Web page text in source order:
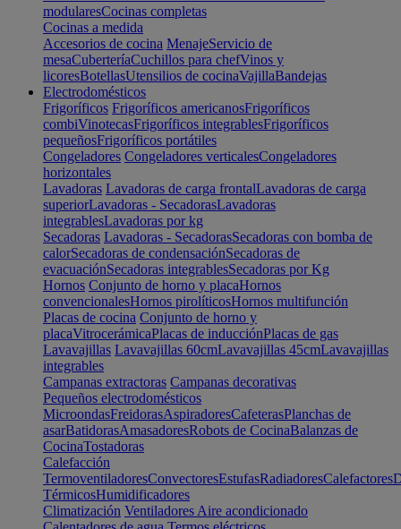
modularesCocinas completas
Cocinas a medida
Accesorios de cocina MenajeServicio de
mesaCuberteríaCuchillos para chefVinos y
licoresBotellasUtensilios de cocinaVajillaBandejas
Electrodomésticos
Frigoríficos Frigoríficos americanosFrigoríficos
combiVinotecasFrigoríficos integrablesFrigoríficos
pequeñosFrigoríficos portátiles
Congeladores Congeladores verticalesCongeladores
horizontales
Lavadoras Lavadoras de carga frontalLavadoras de carga
superiorLavadoras - SecadorasLavadoras
integrablesLavadoras por kg
Secadoras Lavadoras - SecadorasSecadoras con bomba de
calorSecadoras de condensaciónSecadoras de
evacuaciónSecadoras integrablesSecadoras por Kg
Hornos Conjunto de horno y placaHornos
convencionalesHornos pirolíticosHornos multifunción
Placas de cocina Conjunto de horno y
placaVitrocerámicaPlacas de inducciónPlacas de gas
Lavavajillas Lavavajillas 60cmLavavajillas 45cmLavavajillas
integrables
Campanas extractoras Campanas decorativas
Pequeños electrodomésticos
MicroondasFreidorasAspiradoresCafeterasPlanchas de
asarBatidorasAmasadoresRobots de CocinaBalanzas de
CocinaTostadoras
Calefacción
TermoventiladoresConvectoresEstufasRadiadoresCalefactores
TérmicosHumidificadores
Climatización Ventiladores Aire acondicionado